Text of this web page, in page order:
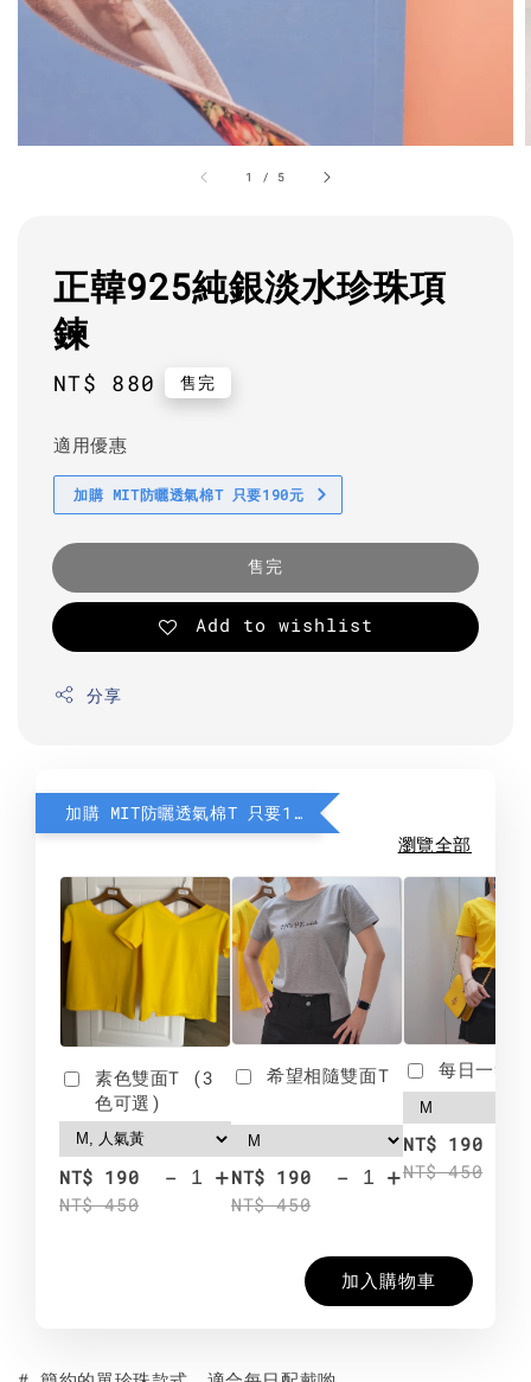
1 / 5
正韓925純銀淡水珍珠項
鍊
Regular
NT$ 880 售完
適用優惠
加購 MIT防曬透氣棉T 只要190元
售完
Add to wishlist
分享
加購 MIT防曬透氣棉T 只要190元
瀏覽全部
素色雙面T (3
色可選)
NT$ 190
NT$ 450
- +
希望相隨雙面T
NT$ 190
NT$ 450
- +
每日一笑
NT$ 190
NT$ 450
加入購物車